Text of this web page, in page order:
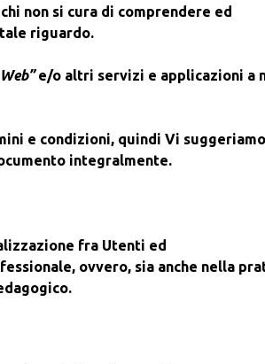
chi non si cura di comprendere ed
riguardo.
e/o altri servizi e applicazioni a
e condizioni, quindi Vi
integralmente.
fra Utenti ed
ovvero, sia anche nella